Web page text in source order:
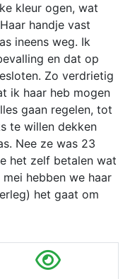
kleur ogen, wat
handje vast
ineens weg. Ik
en dat op
Zo verdrietig
ik haar heb mogen
gaan regelen, tot
te willen dekken
Nee ze was 23
het zelf betalen wat
hebben we haar
het gaat om